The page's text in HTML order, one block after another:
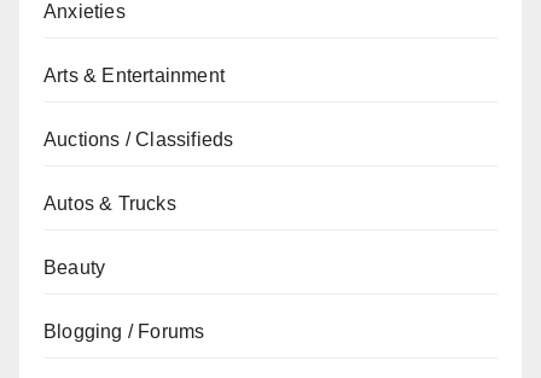
Anxieties
Arts & Entertainment
Auctions / Classifieds
Autos & Trucks
Beauty
Blogging / Forums